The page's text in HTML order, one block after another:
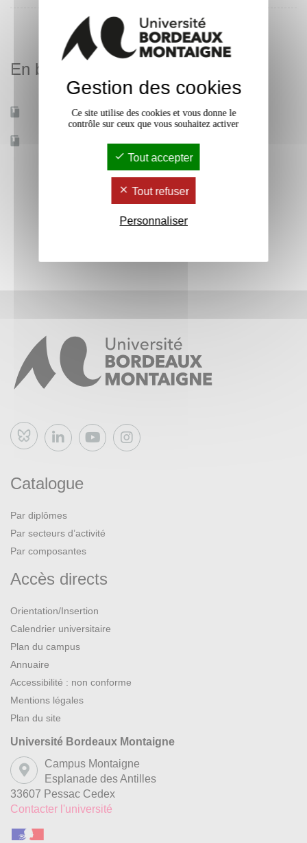
En bref
Mobilité d'études Non
Accessible à distance Non
Bluesky
Catalogue
Par diplômes
Par secteurs d’activité
Par composantes
Accès directs
Orientation/Insertion
Calendrier universitaire
Plan du campus
Annuaire
Accessibilité : non conforme
Mentions légales
Plan du site
Université Bordeaux Montaigne
Campus Montaigne
Esplanade des Antilles
33607 Pessac Cedex
Contacter l'université
Gestion des cookies
Ce site utilise des cookies et vous donne le
contrôle sur ceux que vous souhaitez activer
Tout accepter
Tout refuser
Personnaliser